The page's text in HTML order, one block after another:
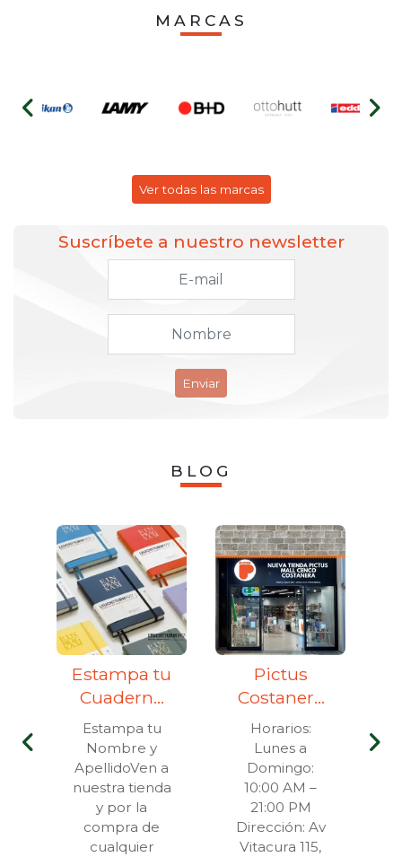
MARCAS
Ver todas las marcas
Suscríbete a nuestro newsletter
Enviar
BLOG
Estampa tu
Cuaderno
Leuchtturm
1917
Estampa tu
Nombre y
ApellidoVen a
nuestra tienda
y por la
compra de
cualquier
Pictus
Costanera
Center
Horarios:
Lunes a
Domingo:
10:00 AM –
21:00 PM
Dirección: Av
Vitacura 115,